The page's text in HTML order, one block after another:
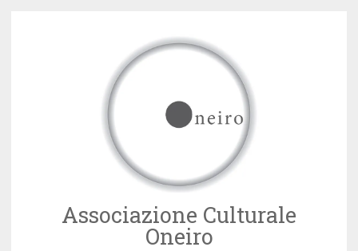
Associazione Culturale
Oneiro